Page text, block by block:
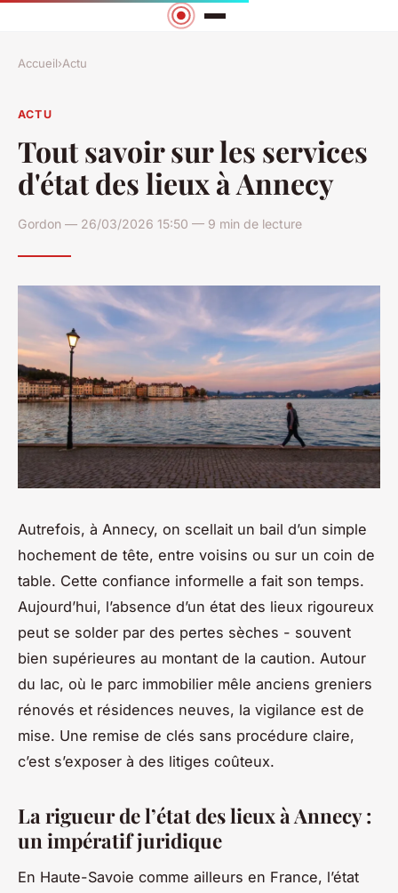
Accueil›Actu
ACTU
Tout savoir sur les services
d'état des lieux à Annecy
Gordon — 26/03/2026 15:50 — 9 min de lecture
Autrefois, à Annecy, on scellait un bail d’un simple
hochement de tête, entre voisins ou sur un coin de
table. Cette confiance informelle a fait son temps.
Aujourd’hui, l’absence d’un état des lieux rigoureux
peut se solder par des pertes sèches - souvent
bien supérieures au montant de la caution. Autour
du lac, où le parc immobilier mêle anciens greniers
rénovés et résidences neuves, la vigilance est de
mise. Une remise de clés sans procédure claire,
c’est s’exposer à des litiges coûteux.
La rigueur de l’état des lieux à Annecy :
un impératif juridique
En Haute-Savoie comme ailleurs en France, l’état